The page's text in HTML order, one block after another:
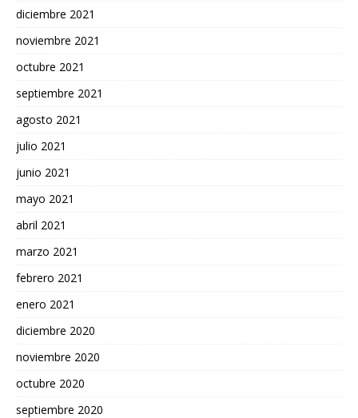
diciembre 2021
noviembre 2021
octubre 2021
septiembre 2021
agosto 2021
julio 2021
junio 2021
mayo 2021
abril 2021
marzo 2021
febrero 2021
enero 2021
diciembre 2020
noviembre 2020
octubre 2020
septiembre 2020